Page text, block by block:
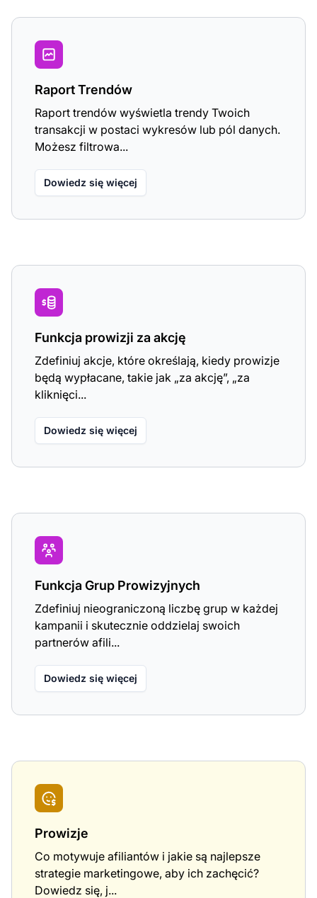
Raport Trendów
Raport trendów wyświetla trendy Twoich
transakcji w postaci wykresów lub pól danych.
Możesz filtrowa...
Dowiedz się więcej
Funkcja prowizji za akcję
Zdefiniuj akcje, które określają, kiedy prowizje
będą wypłacane, takie jak „za akcję”, „za
kliknięci...
Dowiedz się więcej
Funkcja Grup Prowizyjnych
Zdefiniuj nieograniczoną liczbę grup w każdej
kampanii i skutecznie oddzielaj swoich
partnerów afili...
Dowiedz się więcej
Prowizje
Co motywuje afiliantów i jakie są najlepsze
strategie marketingowe, aby ich zachęcić?
Dowiedz się, j...